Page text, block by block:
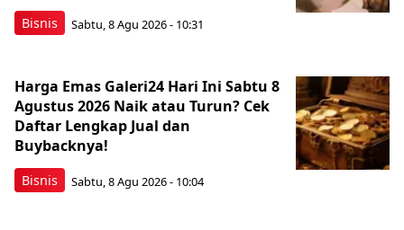
Bisnis Sabtu, 8 Agu 2026 - 10:31
Bisnis
Harga Emas Galeri24 Hari Ini Sabtu 8
Agustus 2026 Naik atau Turun? Cek
Daftar Lengkap Jual dan
Buybacknya!
Sabtu, 8 Agu 2026 - 10:04